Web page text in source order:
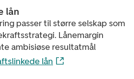
lån
passer til større selskap som
Lånemargin
ambisiøse resultatmål
lån